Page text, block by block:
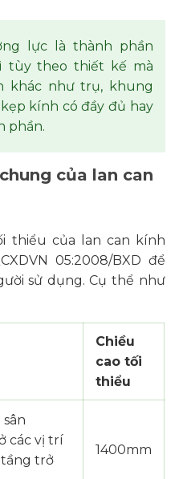
lực là thành phần
tùy theo thiết kế mà
khác như trụ, khung
kính có đầy đủ hay
phần.
của lan can
thiểu của lan can kính
05:2008/BXD để
sử dụng. Cụ thể như
Chiều
cao tối
thiểu
sân
các vị trí
trở
1400mm